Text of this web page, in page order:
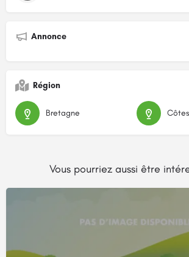
Annonce
Région
Bretagne
Vous pourriez aussi être